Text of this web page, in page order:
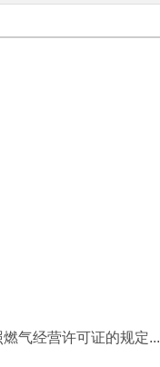
气经营许可证的规定...